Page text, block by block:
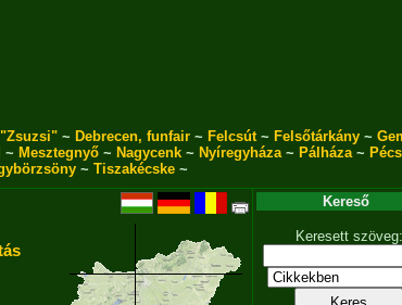
~ Debrecen, funfair~ Felcsút~ Felsőtárkány~
~ Mesztegnyő~ Nagycenk~ Nyíregyháza~ Pálháza~ Pécs
~ Tiszakécske ~
Kereső
Keresett szöveg: